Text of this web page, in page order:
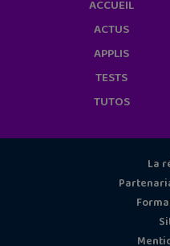
ACCUEIL
ACTUS
APPLIS
TESTS
TUTOS
La